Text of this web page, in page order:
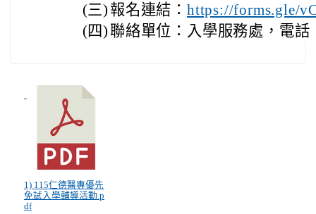
(三) 報名連結： https://forms.gle/
(四) 聯絡單位：入學服務處，電話
1) 115仁德醫專優先
免試入學輔導活動.p
df